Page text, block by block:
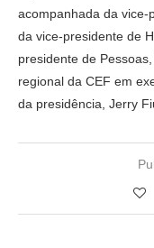
acompanhada da vice-
da vice-presidente de
presidente de
regional da CEF em
da presidência, Jerry